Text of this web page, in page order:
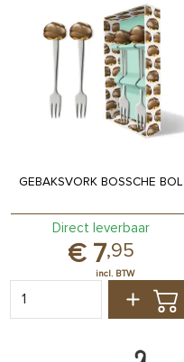
GEBAKSVORK BOSSCHE BOL
7,95
Direct leverbaar